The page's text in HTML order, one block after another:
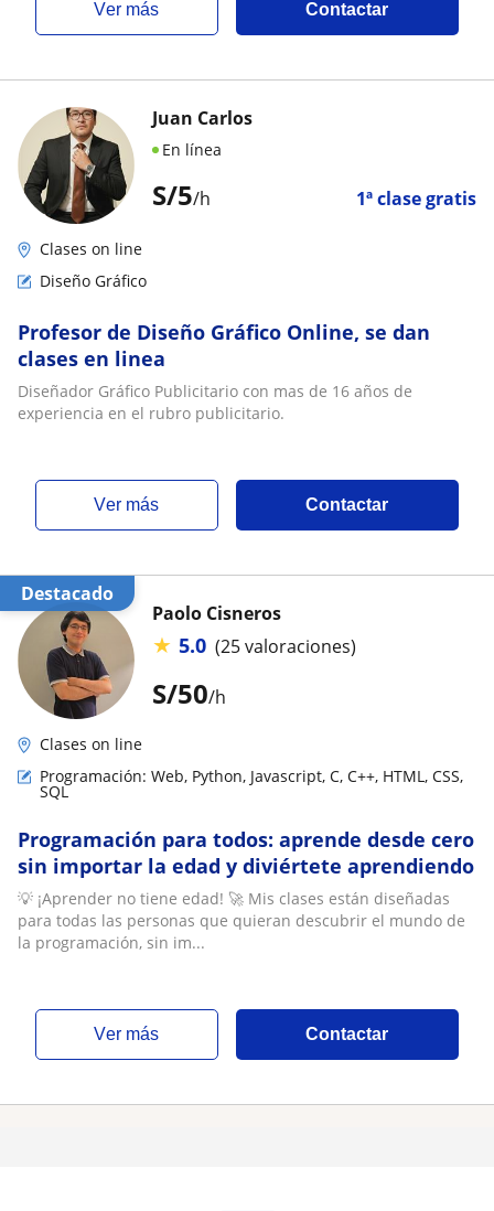
ver más Contactar
S/5/h 1ª clase gratis
Juan Carlos
En línea
Clases on line
Diseño Gráfico
Profesor de Diseño Gráfico Online, se dan
clases en linea
Diseñador Gráfico Publicitario con mas de 16 años de
experiencia en el rubro publicitario.
ver más Contactar
Destacado
S/50/h
Paolo Cisneros
★ 5.0 (25 valoraciones)
Clases on line
Programación: Web, Python, Javascript, C, C++, HTML, CSS,
SQL
Programación para todos: aprende desde cero
sin importar la edad y diviértete aprendiendo
💡 ¡Aprender no tiene edad! 🚀 Mis clases están diseñadas
para todas las personas que quieran descubrir el mundo de
la programación, sin im...
ver más Contactar